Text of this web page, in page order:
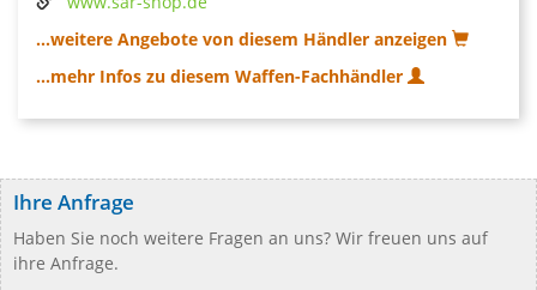
...weitere Angebote von diesem Händler anzeigen
...mehr Infos zu diesem Waffen-Fachhändler
Ihre Anfrage
Haben Sie noch weitere Fragen an uns? Wir freuen uns auf
ihre Anfrage.